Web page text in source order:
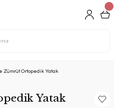
Zümrüt Ortopedik Yatak
Yatak